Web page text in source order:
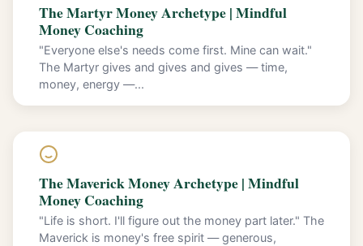
The Martyr Money Archetype | Mindful
Money Coaching
"Everyone else's needs come first. Mine can wait."
The Martyr gives and gives and gives — time,
money, energy —...
The Maverick Money Archetype | Mindful
Money Coaching
"Life is short. I'll figure out the money part later." The
Maverick is money's free spirit — generous,